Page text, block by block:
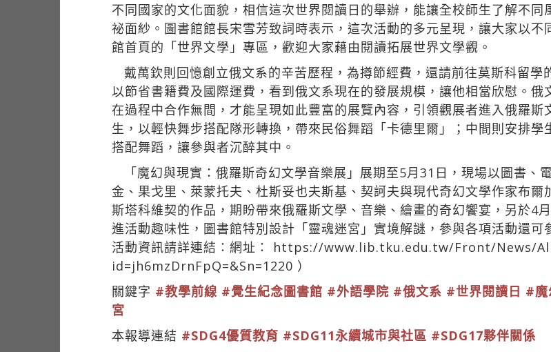
不同國家的文化面貌，相信這次世界閱讀日的舉辦，能讓全校師生了解不
祕面紗。圖書館館長宋雪芳致詞時表示，這次活動的多元呈現，讓大家以
館首頁的「世界文學」專區，歡迎大家藉由閱讀拓展世界文學觀。
戴萬欽則回憶創立俄文系的辛苦歷程，為撙節經費，還請前往莫斯科留
以節省書籍費及國際運費，看到俄文系現在的發展規模，讓他相當欣慰。俄
在過程中合作無間，才能呈現如此豐富的展覽內容，引領觀展者進入俄羅
生，以輕快舞步搭配隊形轉換，帶來民俗舞蹈「卡德里爾」；中間則安排
搭配舞蹈，讓參與者沉醉其中。
「魔幻與現實：俄羅斯奇幻文學音樂展」展期至5月31日，現場以圖書、
金、果戈里、萊蒙托夫、杜斯妥也夫斯基、契訶夫與現代奇幻文學作家布
斯塔科維契的作品，期盼帶來俄羅斯文學、音樂、繪畫的奇幻饗宴，另於4
進活動趣味性，圖書館特別設計「靈魂迷宮」實境解謎，參與各項活動還
活動資訊請詳連結：網址： https://www.lib.tku.edu.tw/Front/News/
id=jh6mzDrnFpQ=&Sn=1220 ）
關鍵字 #教學前線 #覺生紀念圖書館 #外語學院 #俄文系 #世界閱讀日 #魔
宮
本報導連結 #SDG4優質教育 #SDG11永續城市與社區 #SDG17夥伴關係